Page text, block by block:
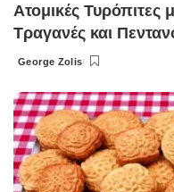
Ατομικές
Τραγανές και
Posted
George Zolis